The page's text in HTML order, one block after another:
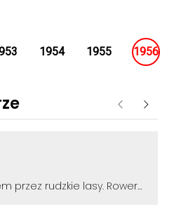
1954 1955 1956
Poprzednie
komentarza:
rudzkie lasy. Rowerzyści z Kędzierzyna-Koźla pokonali 50 kilometrów